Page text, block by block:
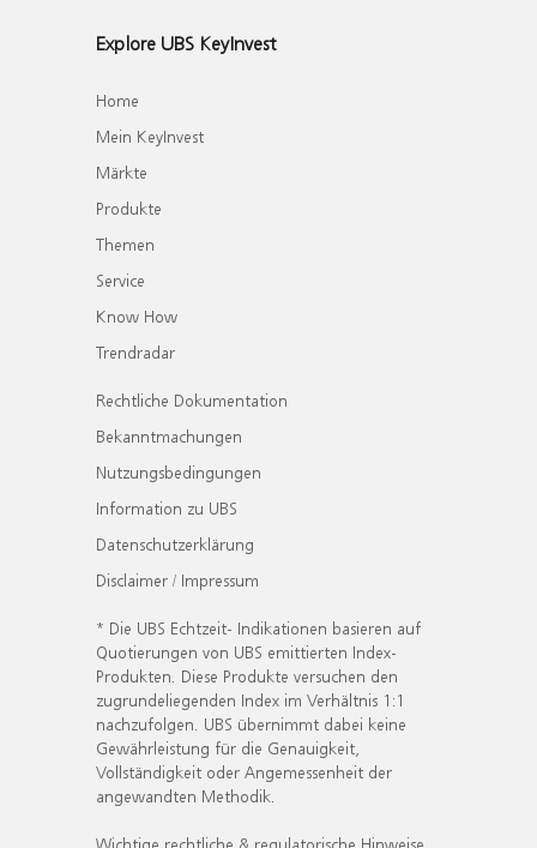
Explore UBS KeyInvest
Home
Mein KeyInvest
Märkte
Produkte
Themen
Service
Know How
Trendradar
Rechtliche Dokumentation
Bekanntmachungen
Nutzungsbedingungen
Information zu UBS
Datenschutzerklärung
Disclaimer / Impressum
* Die UBS Echtzeit- Indikationen basieren auf
Quotierungen von UBS emittierten Index-
Produkten. Diese Produkte versuchen den
zugrundeliegenden Index im Verhältnis 1:1
nachzufolgen. UBS übernimmt dabei keine
Gewährleistung für die Genauigkeit,
Vollständigkeit oder Angemessenheit der
angewandten Methodik.